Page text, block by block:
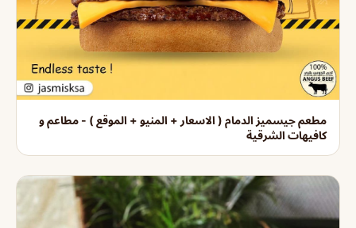
مطعم جيسميز الدمام ( الاسعار + المنيو + الموقع ) - مطاعم و
كافيهات الشرقية